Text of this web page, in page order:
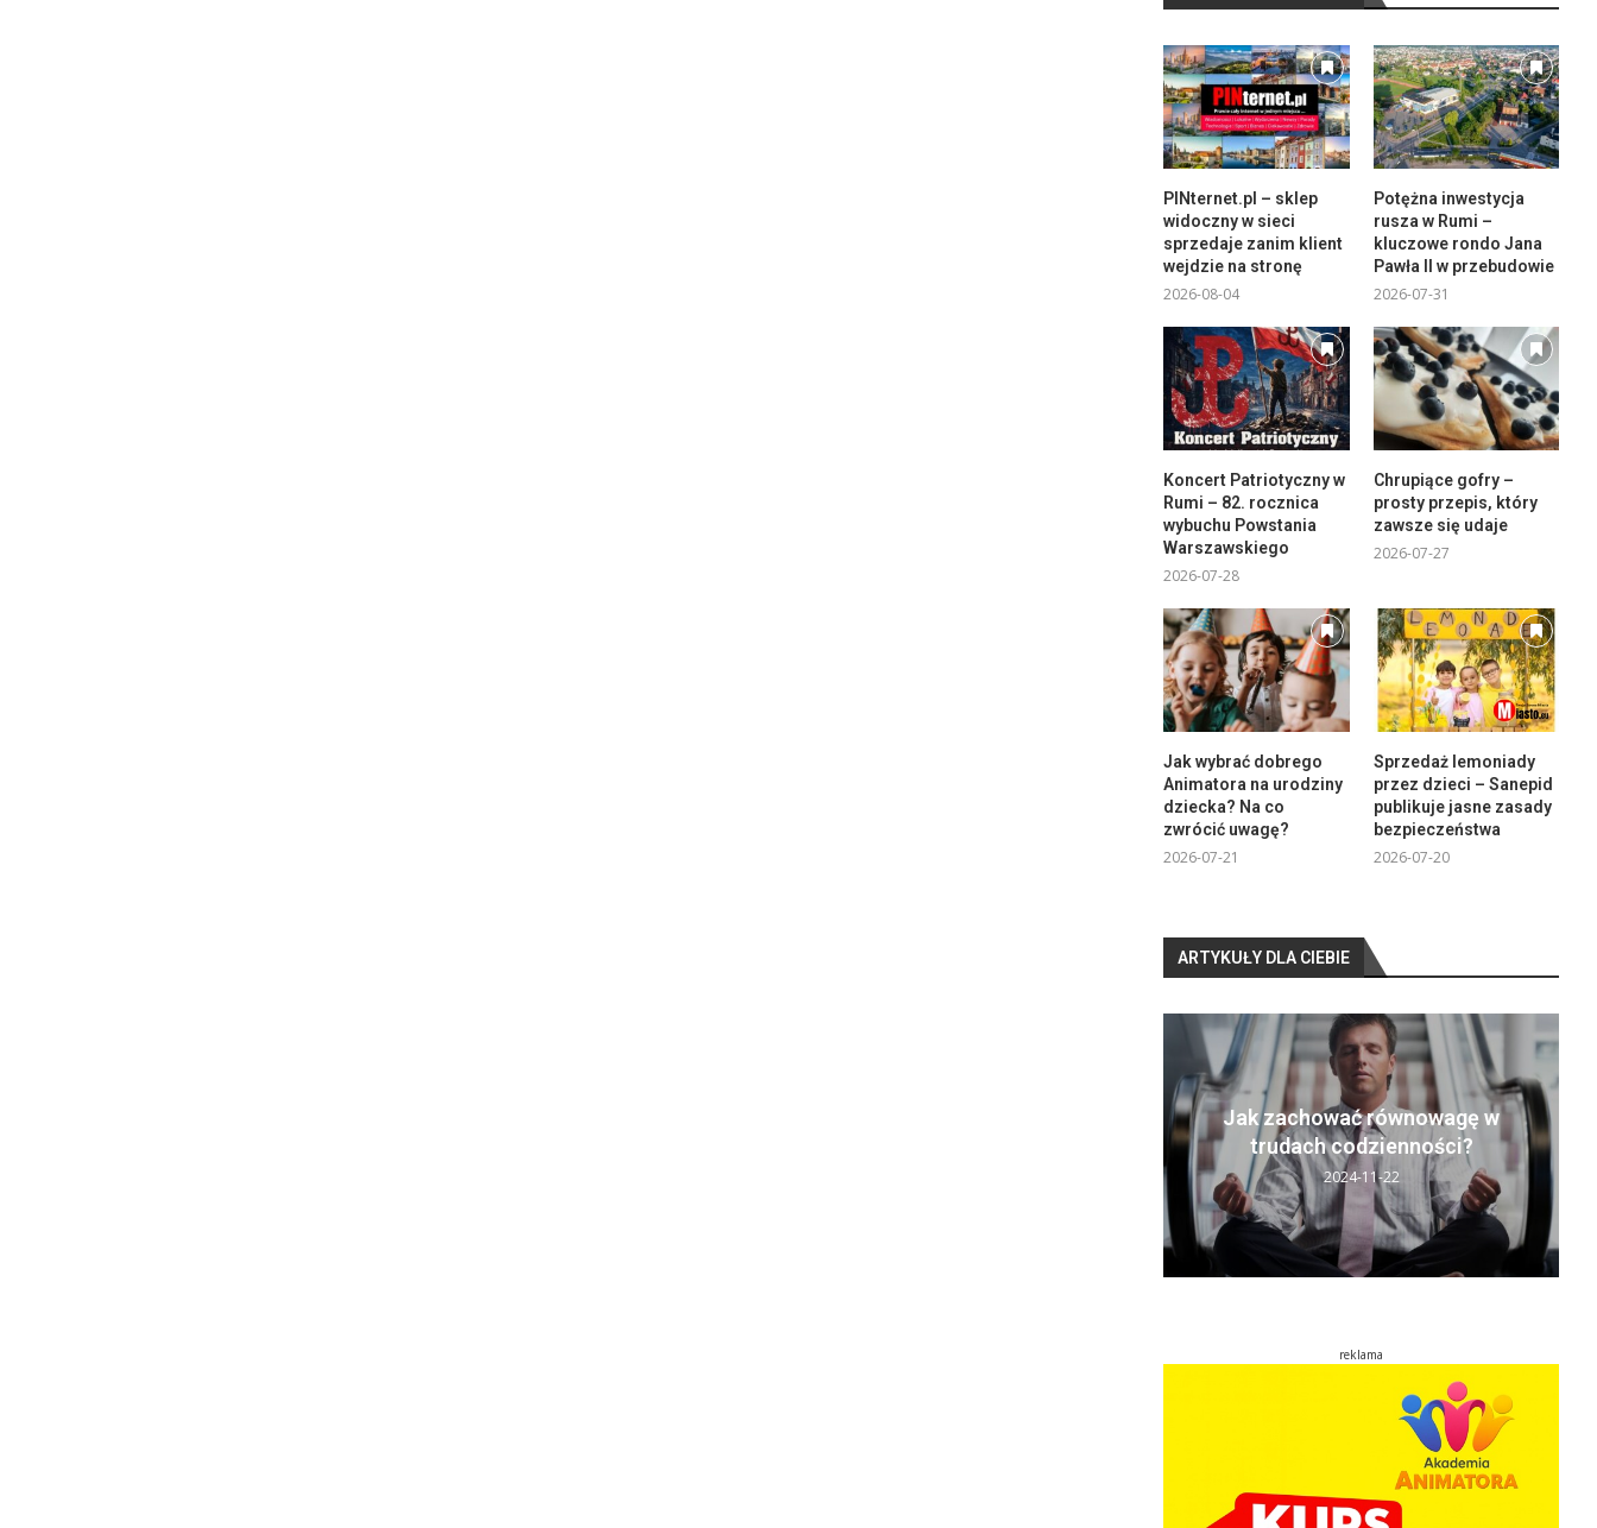
PINternet.pl – sklep
widoczny w sieci
sprzedaje zanim klient
wejdzie na stronę
2026-08-04
Potężna inwestycja
rusza w Rumi –
kluczowe rondo Jana
Pawła II w przebudowie
2026-07-31
Koncert Patriotyczny w
Rumi – 82. rocznica
wybuchu Powstania
Warszawskiego
2026-07-28
Chrupiące gofry –
prosty przepis, który
zawsze się udaje
2026-07-27
Jak wybrać dobrego
Animatora na urodziny
dziecka? Na co
zwrócić uwagę?
2026-07-21
Sprzedaż lemoniady
przez dzieci – Sanepid
publikuje jasne zasady
bezpieczeństwa
2026-07-20
ARTYKUŁY DLA CIEBIE
Jak zachować równowagę w
trudach codzienności?
2024-11-22
reklama